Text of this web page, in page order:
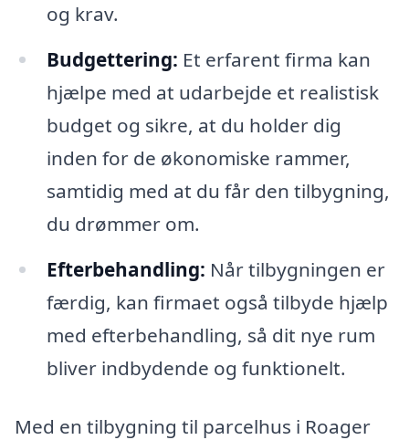
og krav.
Budgettering: Et erfarent firma kan
hjælpe med at udarbejde et realistisk
budget og sikre, at du holder dig
inden for de økonomiske rammer,
samtidig med at du får den tilbygning,
du drømmer om.
Efterbehandling: Når tilbygningen er
færdig, kan firmaet også tilbyde hjælp
med efterbehandling, så dit nye rum
bliver indbydende og funktionelt.
Med en tilbygning til parcelhus i Roager